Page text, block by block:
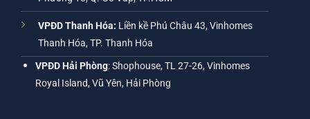
VPĐD Thanh Hóa: Liền kề Phú Châu 43, Vinhomes
Thanh Hóa, TP. Thanh Hóa
VPĐD Hải Phòng: Shophouse, TL 27-26, Vinhomes
Royal Island, Vũ Yên, Hải Phòng